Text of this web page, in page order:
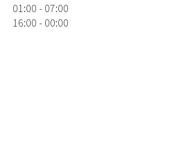
01:00 - 07:00
16:00 - 00:00